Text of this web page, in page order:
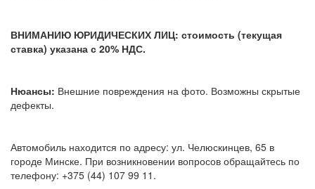
ВНИМАНИЮ ЮРИДИЧЕСКИХ ЛИЦ: стоимость (текущая
ставка) указана с 20% НДС.
Нюансы: Внешние повреждения на фото. Возможны скрытые
дефекты.
Автомобиль находится по адресу: ул. Челюскинцев, 65 в
городе Минске. При возникновении вопросов обращайтесь по
телефону: +375 (44) 107 99 11.